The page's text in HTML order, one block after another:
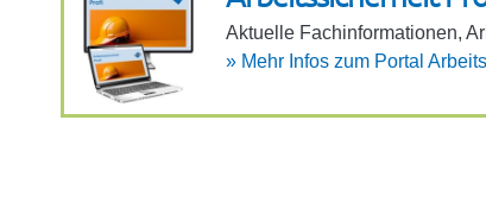
Aktu­elle Fach­in­for­ma­ti­onen,
» Mehr Infos zum Portal